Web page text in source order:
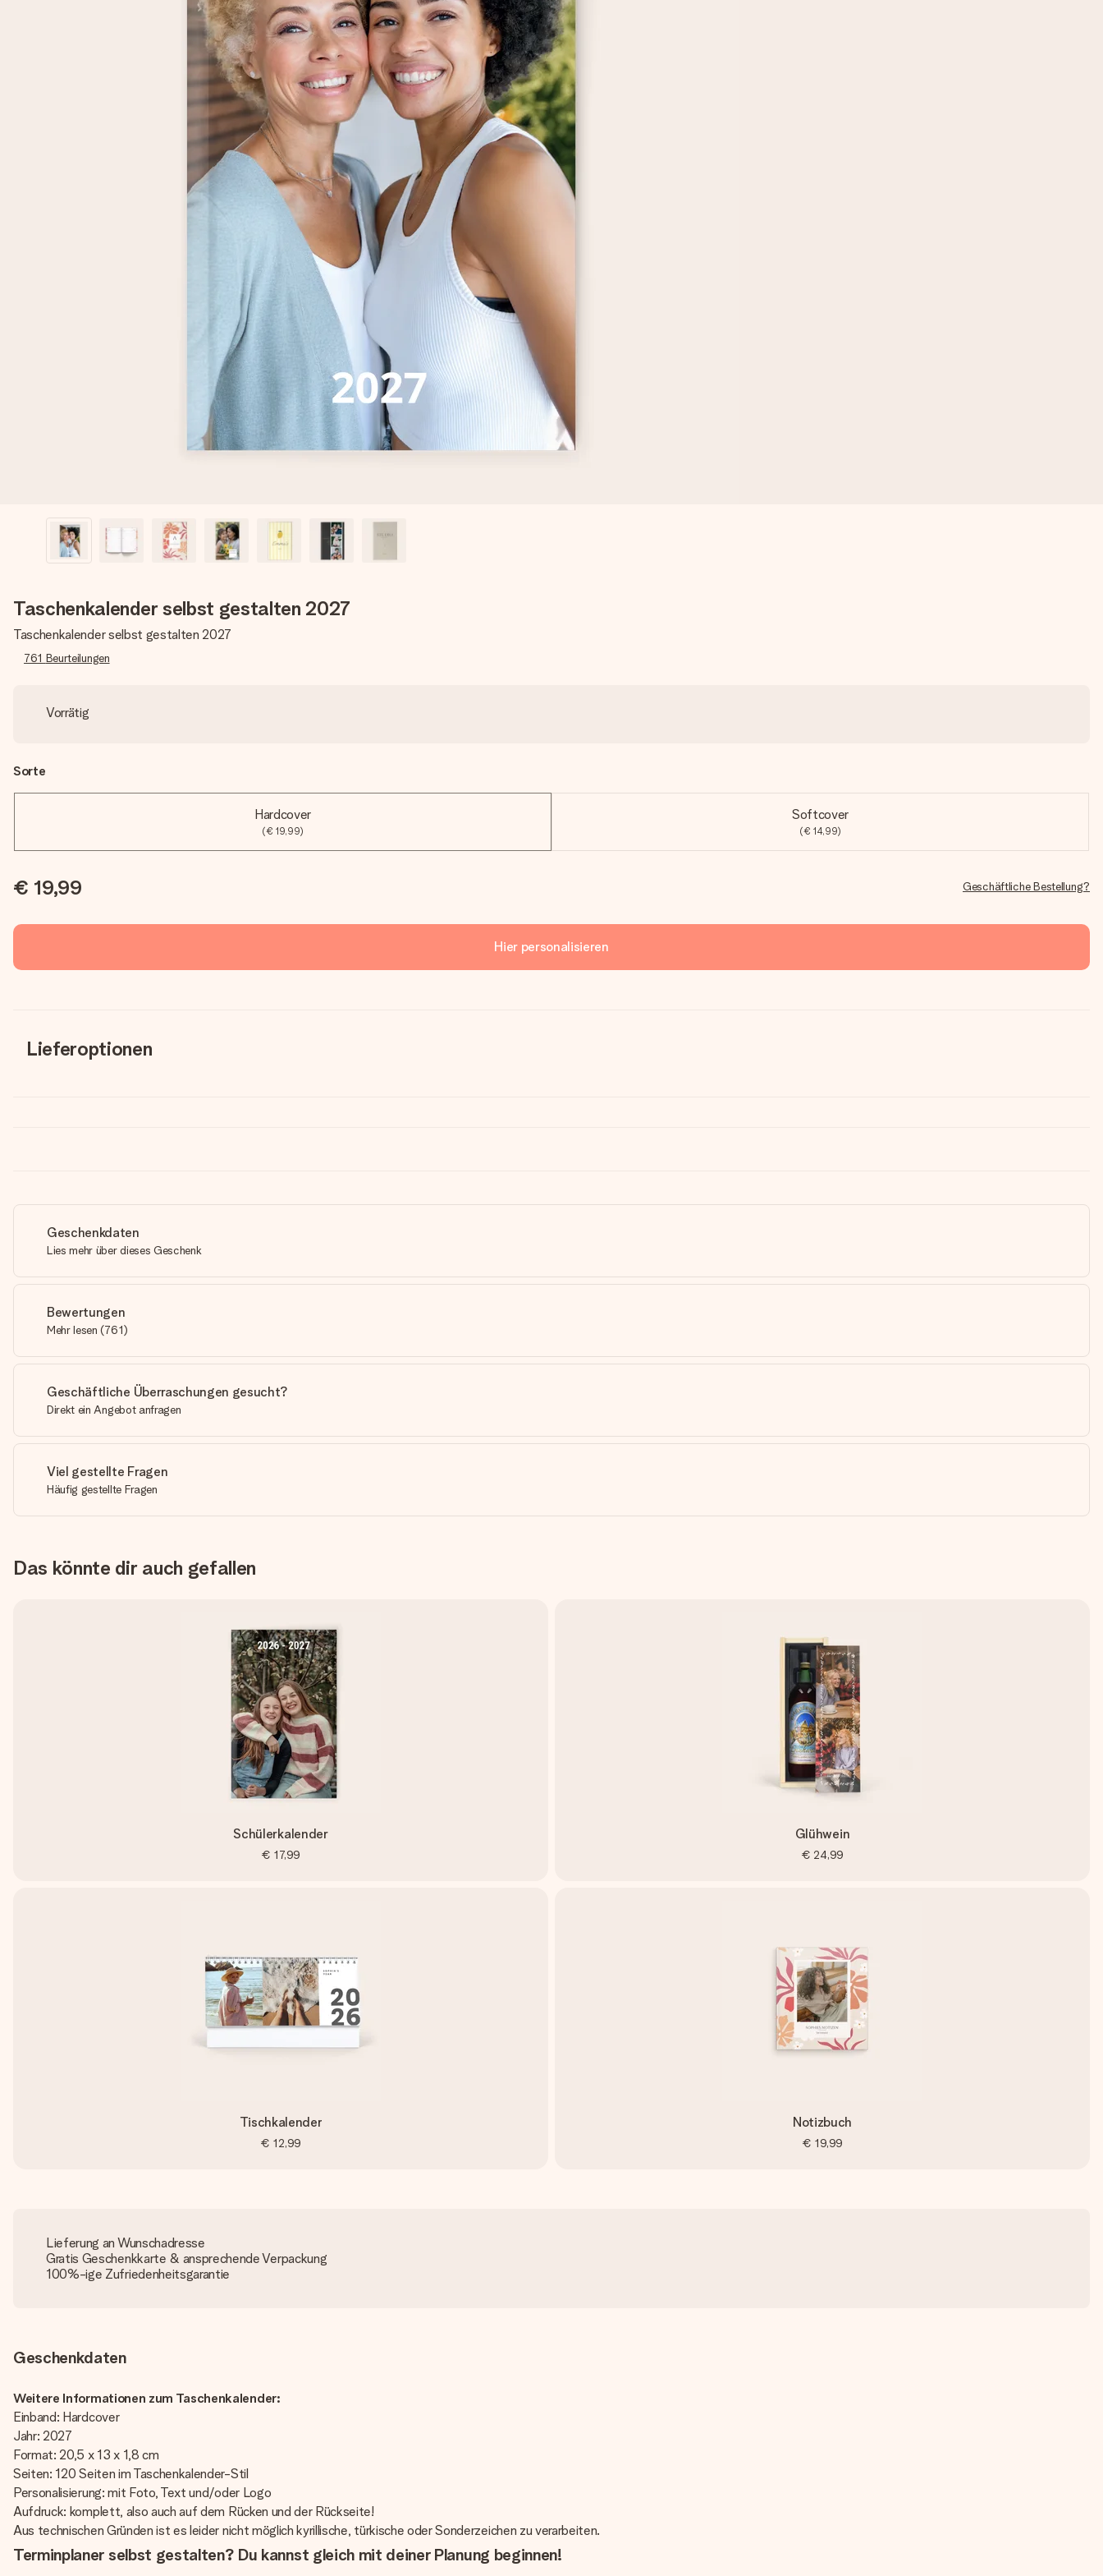
Taschenkalender selbst gestalten 2027
Taschenkalender selbst gestalten 2027
761 Beurteilungen
Vorrätig
Sorte
Hardcover
(€ 19,99)
Softcover
(€ 14,99)
€ 19,99 Geschäftliche Bestellung?
Hier personalisieren
Lieferoptionen
Geschenkdaten
Lies mehr über dieses Geschenk
Bewertungen
Mehr lesen (761)
Geschäftliche Überraschungen gesucht?
Direkt ein Angebot anfragen
Viel gestellte Fragen
Häufig gestellte Fragen
Das könnte dir auch gefallen
Schülerkalender
€ 17,99
Glühwein
€ 24,99
Tischkalender
€ 12,99
Notizbuch
€ 19,99
Lieferung an Wunschadresse
Gratis Geschenkkarte & ansprechende Verpackung
100%-ige Zufriedenheitsgarantie
Geschenkdaten
Weitere Informationen zum Taschenkalender:
Einband: Hardcover
Jahr: 2027
Format: 20,5 x 13 x 1,8 cm
Seiten: 120 Seiten im Taschenkalender-Stil
Personalisierung: mit Foto, Text und/oder Logo
Aufdruck: komplett, also auch auf dem Rücken und der Rückseite!
Aus technischen Gründen ist es leider nicht möglich kyrillische, türkische oder Sonderzeichen zu verarbeiten.
Terminplaner selbst gestalten? Du kannst gleich mit deiner Planung beginnen!